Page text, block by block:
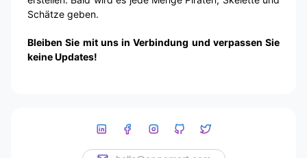
Schätze geben.
Bleiben Sie mit uns in Verbindung und verpassen Sie
keine Updates!